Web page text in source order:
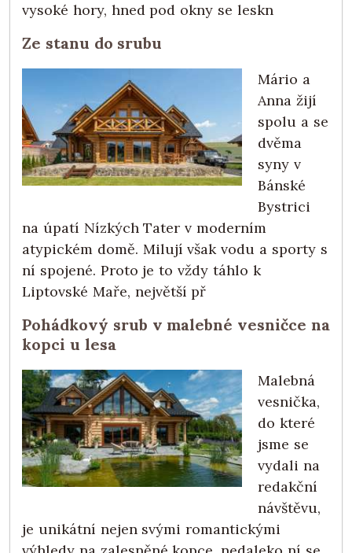
vysoké hory, hned pod okny se leskn
Ze stanu do srubu
Mário a
Anna žijí
spolu a se
dvěma
syny v
Bánské
Bystrici
na úpatí Nízkých Tater v moderním
atypickém domě. Milují však vodu a sporty s
ní spojené. Proto je to vždy táhlo k
Liptovské Maře, největší př
Pohádkový srub v malebné vesničce na
kopci u lesa
Malebná
vesnička,
do které
jsme se
vydali na
redakční
návštěvu,
je unikátní nejen svými romantickými